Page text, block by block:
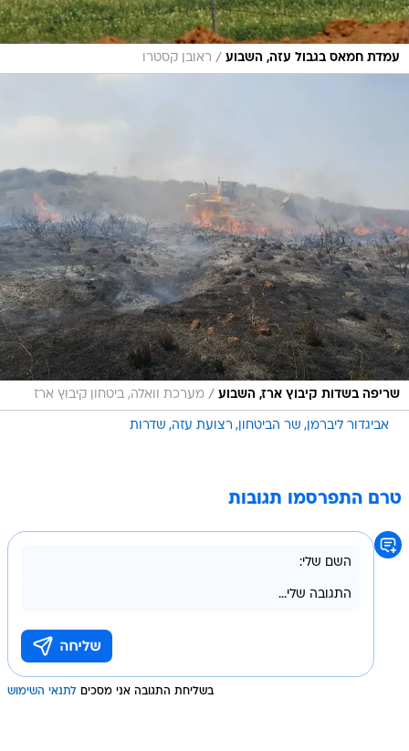
עמדת חמאס בגבול עזה, השבוע / ראובן קסטרו
שריפה בשדות קיבוץ ארז, השבוע / מערכת וואלה, ביטחון קיבוץ ארז
אביגדור ליברמן שר הביטחון רצועת עזה שדרות
טרם התפרסמו תגובות
בשליחת התגובה אני מסכים לתנאי השימוש